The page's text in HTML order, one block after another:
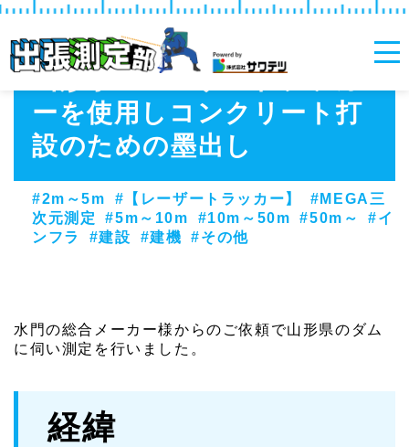
山形県 レーザートラッカ
ーを使用しコンクリート打
設のための墨出し
2m～5m 【レーザートラッカー】
MEGA三
次元測定
5m～10m 10m～50m 50m～
イ
ンフラ
建設 建機 その他
水門の総合メーカー様からのご依頼で山形県のダム
に伺い測定を行いました。
経緯